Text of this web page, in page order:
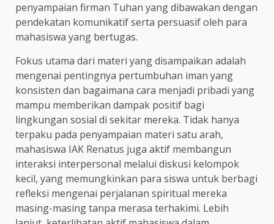
penyampaian firman Tuhan yang dibawakan dengan
pendekatan komunikatif serta persuasif oleh para
mahasiswa yang bertugas.
Fokus utama dari materi yang disampaikan adalah
mengenai pentingnya pertumbuhan iman yang
konsisten dan bagaimana cara menjadi pribadi yang
mampu memberikan dampak positif bagi
lingkungan sosial di sekitar mereka. Tidak hanya
terpaku pada penyampaian materi satu arah,
mahasiswa IAK Renatus juga aktif membangun
interaksi interpersonal melalui diskusi kelompok
kecil, yang memungkinkan para siswa untuk berbagi
refleksi mengenai perjalanan spiritual mereka
masing-masing tanpa merasa terhakimi. Lebih